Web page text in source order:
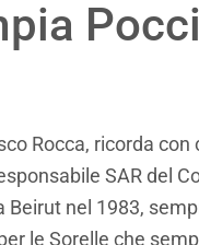
Pocci
Rocca, ricorda
SAR del
nel 1983,
le Sorelle che